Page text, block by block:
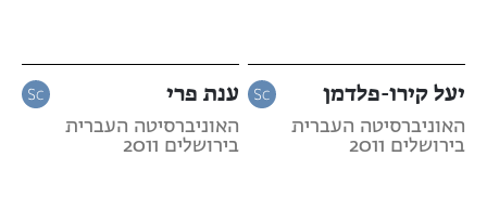
יעל קירו-פלדמן
האוניברסיטה העברית
בירושלים 2011
ענת פרי
האוניברסיטה העברית
בירושלים 2011